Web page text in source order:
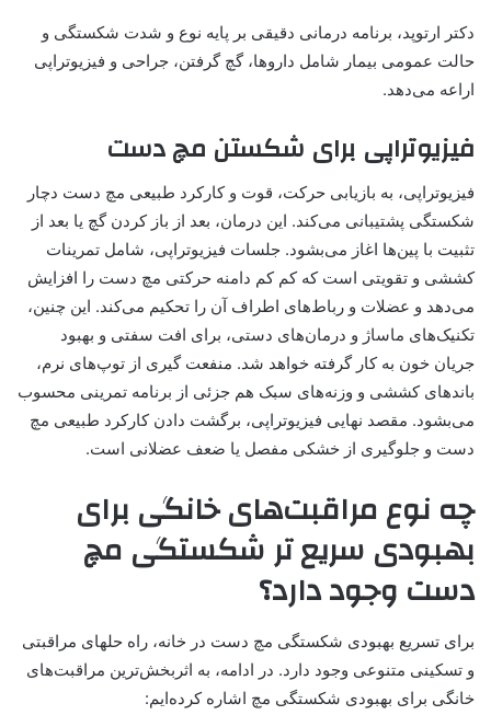
دکتر ارتوپد، برنامه درمانی دقیقی بر پایه نوع و شدت شکستگی و
حالت عمومی بیمار شامل داروها، گچ گرفتن، جراحی و فیزیوتراپی
اراعه می‌دهد.
فیزیوتراپی برای شکستن مچ دست
فیزیوتراپی، به بازیابی حرکت، قوت و کارکرد طبیعی مچ دست دچار
شکستگی پشتیبانی می‌کند. این درمان، بعد از باز کردن گچ یا بعد از
تثبیت با پین‌ها اغاز می‌بشود. جلسات فیزیوتراپی، شامل تمرینات
کششی و تقویتی است که کم کم دامنه حرکتی مچ دست را افزایش
می‌دهد و عضلات و رباط‌های اطراف آن را تحکیم می‌کند. این چنین،
تکنیک‌های ماساژ و درمان‌های دستی، برای افت سفتی و بهبود
جریان خون به کار گرفته خواهد شد. منفعت گیری از توپ‌های نرم،
باندهای کششی و وزنه‌های سبک هم جزئی از برنامه تمرینی محسوب
می‌بشود. مقصد نهایی فیزیوتراپی، برگشت دادن کارکرد طبیعی مچ
دست و جلوگیری از خشکی مفصل یا ضعف عضلانی است.
چه نوع مراقبت‌های خانگی برای
بهبودی سریع تر شکستگی مچ
دست وجود دارد؟
برای تسریع بهبودی شکستگی مچ دست در خانه، راه حلهای مراقبتی
و تسکینی متنوعی وجود دارد. در ادامه، به اثربخش‌ترین مراقبت‌های
خانگی برای بهبودی شکستگی مچ اشاره کرده‌ایم: